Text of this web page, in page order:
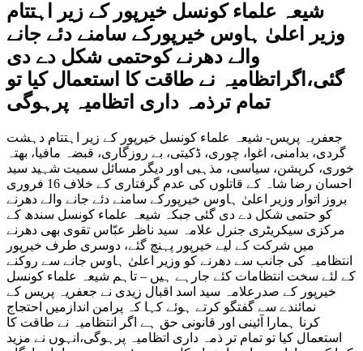
شیعہ علماء کونسل خیرپور کے زیر اہتتام
وزیر اعلیٰ ہاوس خیرپورکے سامنے دئے جانے
والے دھرنے کوحتمی شکل دے دی
گئی،اگراتظامیہ نے طاقت کا استعمال کیا تو
تمام ترذمہ داری اتظامیہ پرہوگی
جعفریہ پریس- شیعہ علماء کونسل خیرپور کے زیر اہتتام دہشت
گردی، بدامنی، اغوا، چوری، ڈکیتی، بے روزگاری، قبضہ مافیا، بھتہ
خوری، کرپشن، سیاسی، مذہبی اور دیگر مسائل سمیت شہید سید
احسان رضا شاہ کے قاتلوں کی عدم گرفتاری کے خلاف 16 فروری
بروز اتوار وزیر اعلیٰ ہاوس خیرپورکے سامنے دئے جانے والے دھرنے
کو حتمی شکل دے دی گئی جبکہ شیعہ علماء کونسل سندھ کے
مرکزی سیکریٹری جنرل علامہ سید ناظر عبّاس تقوی بھی دھرنے
میں شرکت کے لیے خیرپور پہنچ گئے، دوسری طرف خیرپور
انتظامیہ کی جانب سے دھرنے کو وزیر اعلیٰ ہاوس جانے سے روکنے
کے لئے سخت انتظامات کئے جارہے ہیں – تاہم شیعہ علماء کونسل
خیرپور کے صدرعلامہ سید اسد اقبال زیدی نے جعفریہ پریس کے
نمائندے سے گفتگو کرتے ہوئے کہا کہ پرامن اندازمیں احتجاج
کرنا ہمارا آئینی اور قانونی حق ہے اگر انتظامیہ نے طاقت کا
استعمال کیا تو تمام تر ذمہ داری اتظامیہ پرہوگی،انہوں نے مزید